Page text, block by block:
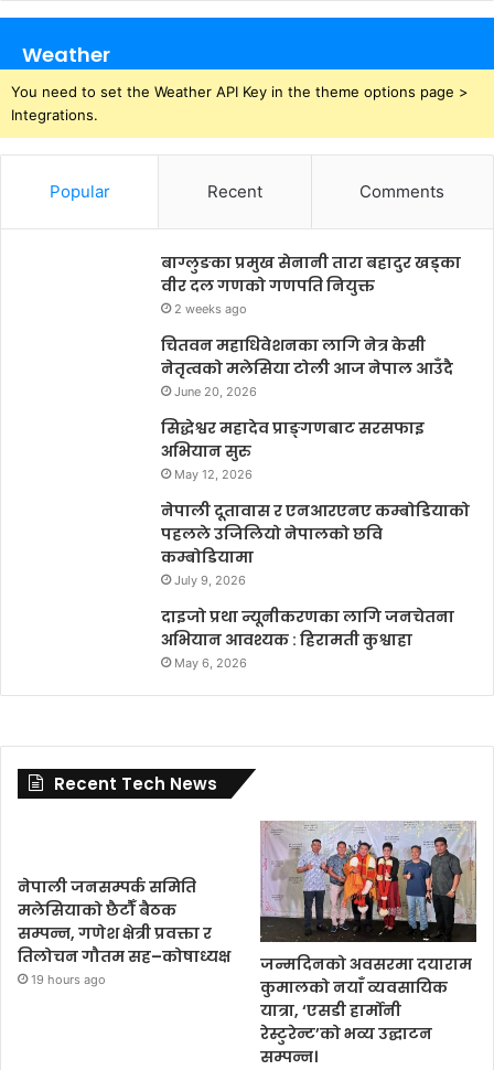
Weather
You need to set the Weather API Key in the theme options page >
Integrations.
Popular Recent Comments
बाग्लुङका प्रमुख सेनानी तारा बहादुर खड्का
वीर दल गणको गणपति नियुक्त
2 weeks ago
चितवन महाधिवेशनका लागि नेत्र केसी
नेतृत्वको मलेसिया टोली आज नेपाल आउँदै
June 20, 2026
सिद्धेश्वर महादेव प्राङ्गणबाट सरसफाइ
अभियान सुरु
May 12, 2026
नेपाली दूतावास र एनआरएनए कम्बोडियाको
पहलले उजिलियो नेपालको छवि
कम्बोडियामा
July 9, 2026
दाइजो प्रथा न्यूनीकरणका लागि जनचेतना
अभियान आवश्यक : हिरामती कुश्वाहा
May 6, 2026
Recent Tech News
नेपाली जनसम्पर्क समिति
मलेसियाको छैटौँ बैठक
सम्पन्न, गणेश क्षेत्री प्रवक्ता र
तिलोचन गौतम सह–कोषाध्यक्ष
19 hours ago
जन्मदिनको अवसरमा दयाराम
कुमालको नयाँ व्यवसायिक
यात्रा, ‘एसडी हार्मोनी
रेस्टुरेन्ट’को भव्य उद्घाटन
सम्पन्न।